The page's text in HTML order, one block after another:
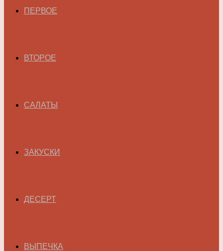
ПЕРВОЕ
ВТОРОЕ
САЛАТЫ
ЗАКУСКИ
ДЕСЕРТ
ВЫПЕЧКА